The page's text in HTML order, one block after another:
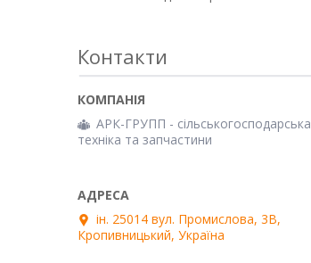
Контакти
АРК-ГРУПП - сільськогосподарська
техніка та запчастини
ін. 25014 вул. Промислова, 3В,
Кропивницький, Україна